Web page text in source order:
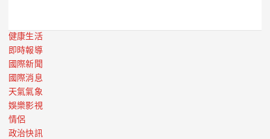
健康生活
即時報導
國際新聞
國際消息
天氣氣象
娛樂影視
情侶
政治快訊